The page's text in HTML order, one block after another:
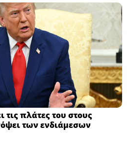
τις πλάτες του στους
των ενδιάμεσων